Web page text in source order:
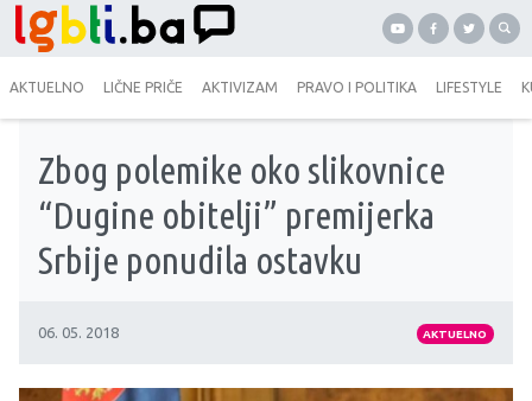
AKTUELNO LIČNE PRIČE AKTIVIZAM PRAVO I POLITIKA LIFESTYLE
Zbog polemike oko slikovnice
“Dugine obitelji” premijerka
Srbije ponudila ostavku
06. 05. 2018 AKTUELNO